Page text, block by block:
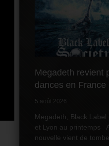
Megadeth revient
dances en France
5 août 2026
Megadeth, Black Label
et Lyon au printemps
nouvelle vient de